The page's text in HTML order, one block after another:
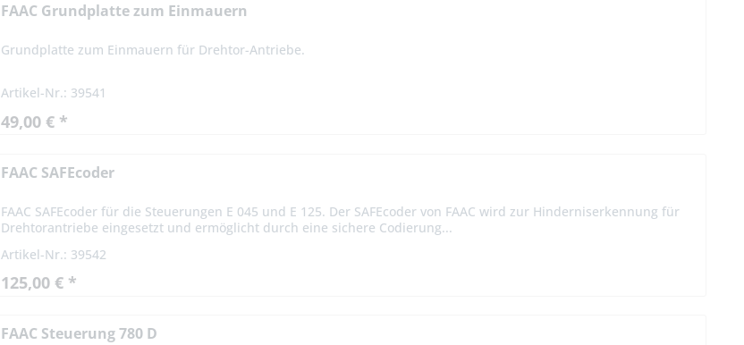
FAAC Grundplatte zum Einmauern
Grundplatte zum Einmauern für Drehtor-Antriebe.
Artikel-Nr.: 39541
49,00 € *
FAAC SAFEcoder
FAAC SAFEcoder für die Steuerungen E 045 und E 125. Der SAFEcoder von FAAC wird zur Hinderniserkennung für
Drehtorantriebe eingesetzt und ermöglicht durch eine sichere Codierung...
Artikel-Nr.: 39542
125,00 € *
FAAC Steuerung 780 D